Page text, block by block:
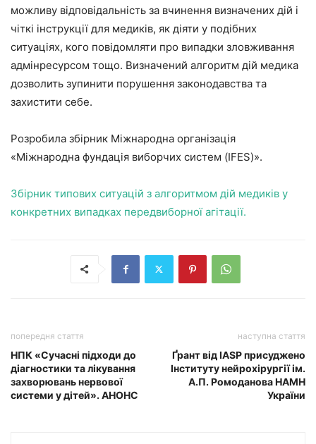
можливу відповідальність за вчинення визначених дій і
чіткі інструкції для медиків, як діяти у подібних
ситуаціях, кого повідомляти про випадки зловживання
адмінресурсом тощо. Визначений алгоритм дій медика
дозволить зупинити порушення законодавства та
захистити себе.
Розробила збірник Міжнародна організація
«Міжнародна фундація виборчих систем (IFES)».
Збірник типових ситуацій з алгоритмом дій медиків у
конкретних випадках передвиборної агітації.
попередня стаття
НПК «Сучасні підходи до
діагностики та лікування
захворювань нервової
системи у дітей». АНОНС
наступна стаття
Ґрант від IASP присуджено
Інституту нейрохірургії ім.
А.П. Ромоданова НАМН
України